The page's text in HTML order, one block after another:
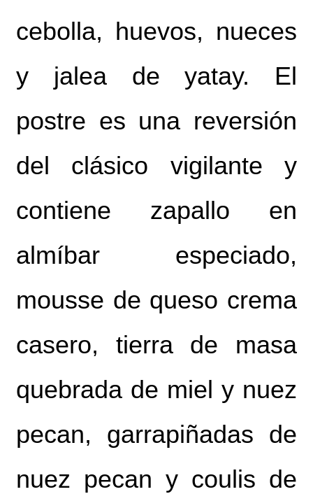
cebolla, huevos, nueces
y jalea de yatay. El
postre es una reversión
del clásico vigilante y
contiene zapallo en
almíbar especiado,
mousse de queso crema
casero, tierra de masa
quebrada de miel y nuez
pecan, garrapiñadas de
nuez pecan y coulis de